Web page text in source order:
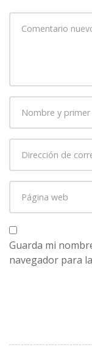
comentario*
primer
correo
web
Guarda mi
navegador para